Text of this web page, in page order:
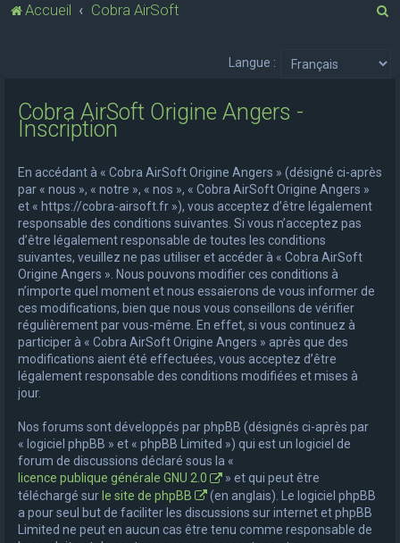
Accueil Cobra AirSoft
Langue :
Cobra AirSoft Origine Angers -
Inscription
En accédant à « Cobra AirSoft Origine Angers » (désigné ci-après
par « nous », « notre », « nos », « Cobra AirSoft Origine Angers »
et « https://cobra-airsoft.fr »), vous acceptez d’être légalement
responsable des conditions suivantes. Si vous n’acceptez pas
d’être légalement responsable de toutes les conditions
suivantes, veuillez ne pas utiliser et accéder à « Cobra AirSoft
Origine Angers ». Nous pouvons modifier ces conditions à
n’importe quel moment et nous essaierons de vous informer de
ces modifications, bien que nous vous conseillons de vérifier
régulièrement par vous-même. En effet, si vous continuez à
participer à « Cobra AirSoft Origine Angers » après que des
modifications aient été effectuées, vous acceptez d’être
légalement responsable des conditions modifiées et mises à
jour.
Nos forums sont développés par phpBB (désignés ci-après par
« logiciel phpBB » et « phpBB Limited ») qui est un logiciel de
forum de discussions déclaré sous la «
licence publique générale GNU 2.0
» et qui peut être
téléchargé surle site de phpBB
(en anglais). Le logiciel phpBB
a pour seul but de faciliter les discussions sur internet et phpBB
Limited ne peut en aucun cas être tenu comme responsable de